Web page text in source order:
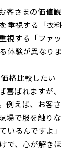
客さまの価値観
重視する「衣料
視する「ファッ
体験が異なりま
格比較したい
喜ばれますが、
例えば、お客さ
場で服を触りな
いるんですよ」
で、心が解きほ